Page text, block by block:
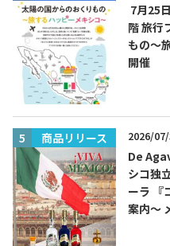
About
テキーラのつくり方
テキーラの飲み方
メキシコ料理
7月25
階 旅行
もの～
開催
商品リリース 2026/
De
シコ独
ーラ 『
案内〜